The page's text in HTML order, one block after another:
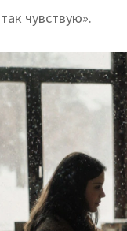
чувствую».